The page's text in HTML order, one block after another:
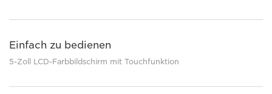
Einfach zu bedienen
5-Zoll LCD-Farbbildschirm mit Touchfunktion